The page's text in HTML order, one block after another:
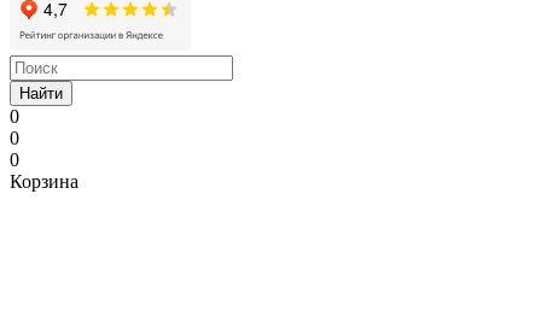
Найти
0
0
0
Корзина